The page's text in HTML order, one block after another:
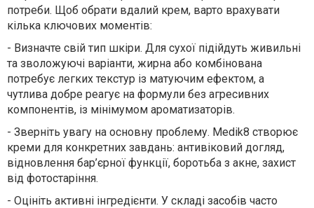
потреби. Щоб обрати вдалий крем, варто врахувати
кілька ключових моментів:
- Визначте свій тип шкіри. Для сухої підійдуть живильні
та зволожуючі варіанти, жирна або комбінована
потребує легких текстур із матуючим ефектом, а
чутлива добре реагує на формули без агресивних
компонентів, із мінімумом ароматизаторів.
- Зверніть увагу на основну проблему. Medik8 створює
креми для конкретних завдань: антивіковий догляд,
відновлення бар’єрної функції, боротьба з акне, захист
від фотостаріння.
- Оцініть активні інгредієнти. У складі засобів часто